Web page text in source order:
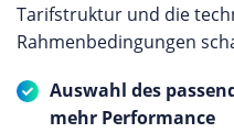
Tarifstruktur und die
Rahmenbedingungen
Auswahl des
mehr Performance